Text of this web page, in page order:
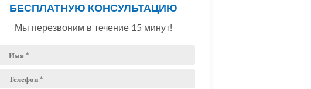
БЕСПЛАТНУЮ КОНСУЛЬТАЦИЮ
Мы перезвоним в течение 15 минут!